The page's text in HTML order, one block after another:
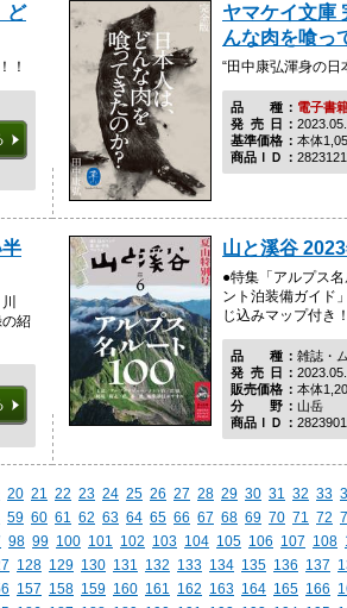
ど
！
ヤマケイ文庫
んな肉を喰っ
“田中康弘渾身の日
品種電子書
発売日
基準価格
本体
商品ＩＤ
紹
山と溪谷
●特集「アルプス
ント泊装備ガイド
じ込みマップ付き！
品種雑誌・
発売日
販売価格
本体
分野山岳
商品ＩＤ
20 21 22 23 24 25 26 27 28 29 30 31 32 33
59 60 61 62 63 64 65 66 67 68 69 70 71 72
98 99 100 101 102 103 104 105 106 107 108
128 129 130 131 132 133 134 135 136 137
157 158 159 160 161 162 163 164 165 166